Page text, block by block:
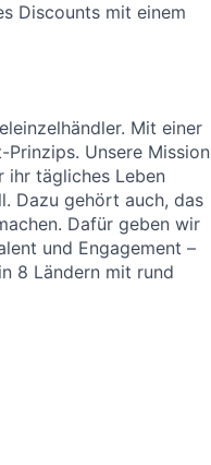
Discounts mit einem
Mit einer
Unsere Mission
ihr tägliches Leben
Dazu gehört auch, das
Dafür geben wir
und Engagement –
8 Ländern mit rund